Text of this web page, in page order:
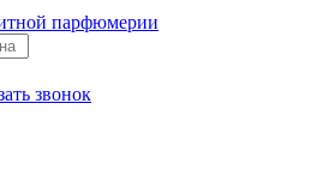
звонок